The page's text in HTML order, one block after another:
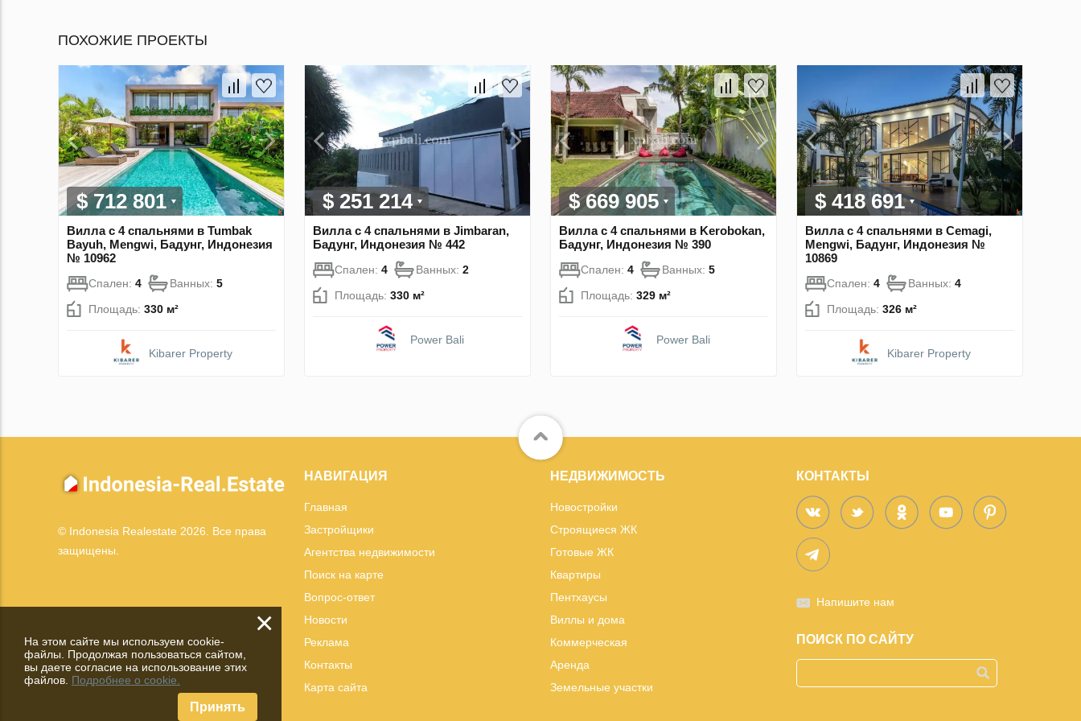
ПОХОЖИЕ ПРОЕКТЫ
$ 712 801
Вилла с 4 спальнями в Tumbak
Bayuh, Mengwi, Бадунг, Индонезия
№ 10962
Спален: 4 Ванных: 5
Площадь: 330 м²
Kibarer Property
$ 251 214
Вилла с 4 спальнями в Jimbaran,
Бадунг, Индонезия № 442
Спален: 4 Ванных: 2
Площадь: 330 м²
Power Bali
$ 669 905
Вилла с 4 спальнями в Kerobokan,
Бадунг, Индонезия № 390
Спален: 4 Ванных: 5
Площадь: 329 м²
Power Bali
$ 418 691
Вилла с 4 спальнями в Cemagi,
Mengwi, Бадунг, Индонезия №
10869
Спален: 4 Ванных: 4
Площадь: 326 м²
Kibarer Property
© Indonesia Realestate 2026. Все права
защищены.
НАВИГАЦИЯ
Главная
Застройщики
Агентства недвижимости
Поиск на карте
Вопрос-ответ
Новости
Реклама
Контакты
Карта сайта
НЕДВИЖИМОСТЬ
Новостройки
Строящиеся ЖК
Готовые ЖК
Квартиры
Пентхаусы
Виллы и дома
Коммерческая
Аренда
Земельные участки
КОНТАКТЫ
Напишите нам
ПОИСК ПО САЙТУ
×
На этом сайте мы используем cookie-
файлы. Продолжая пользоваться сайтом,
вы даете согласие на использование этих
файлов. Подробнее о cookie.
Принять